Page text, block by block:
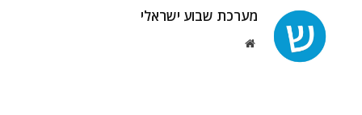
מערכת שבוע ישראלי
Website